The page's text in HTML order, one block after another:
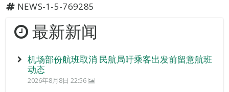
NEWS-1-5-769285
最新新闻
机场部份航班取消 民航局吁乘客出发前留意航班
动态
2026年8月8日 22:56